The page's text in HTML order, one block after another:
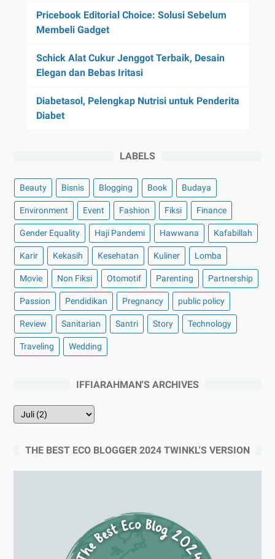
Pricebook Editorial Choice: Solusi Sebelum
Membeli Gadget
Schick Alat Cukur Jenggot Terbaik, Desain
Elegan dan Bebas Iritasi
Diabetasol, Pelengkap Nutrisi untuk Penderita
Diabet
LABELS
Beauty Bisnis Blogging Book Budaya
Environment Event Fashion Fiksi Finance
Gender Equality Haji Pandemi Hawwana Kafabillah
Karir Kekasih Kesehatan Kuliner Lomba
Movie Non Fiksi Otomotif Parenting Partnership
Passion Pendidikan Pregnancy public policy
Review Sanitarian Santri Story Technology
Traveling Wedding
IFFIARAHMAN'S ARCHIVES
THE BEST ECO BLOGGER 2024 TWINKL'S VERSION